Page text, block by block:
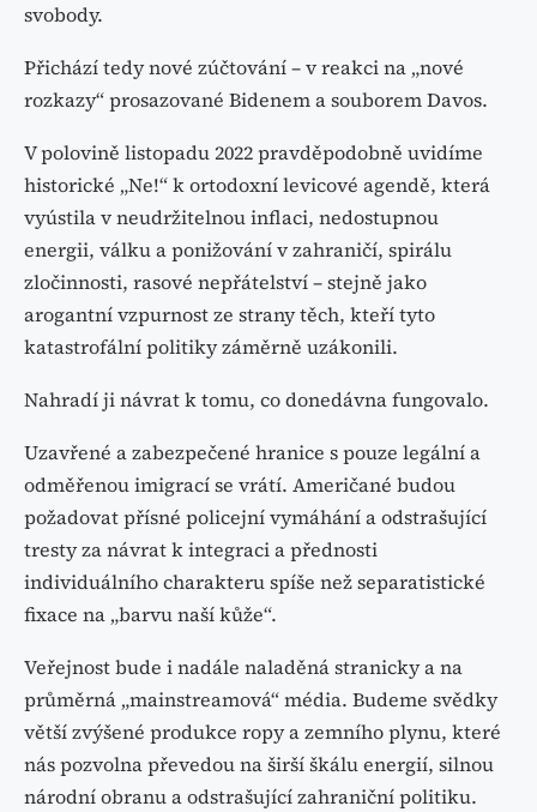
svobody.
Přichází tedy nové zúčtování – v reakci na „nové
rozkazy“ prosazované Bidenem a souborem Davos.
V polovině listopadu 2022 pravděpodobně uvidíme
historické „Ne!“ k ortodoxní levicové agendě, která
vyústila v neudržitelnou inflaci, nedostupnou
energii, válku a ponižování v zahraničí, spirálu
zločinnosti, rasové nepřátelství – stejně jako
arogantní vzpurnost ze strany těch, kteří tyto
katastrofální politiky záměrně uzákonili.
Nahradí ji návrat k tomu, co donedávna fungovalo.
Uzavřené a zabezpečené hranice s pouze legální a
odměřenou imigrací se vrátí. Američané budou
požadovat přísné policejní vymáhání a odstrašující
tresty za návrat k integraci a přednosti
individuálního charakteru spíše než separatistické
fixace na „barvu naší kůže“.
Veřejnost bude i nadále naladěná stranicky a na
průměrná „mainstreamová“ média. Budeme svědky
větší zvýšené produkce ropy a zemního plynu, které
nás pozvolna převedou na širší škálu energií, silnou
národní obranu a odstrašující zahraniční politiku.